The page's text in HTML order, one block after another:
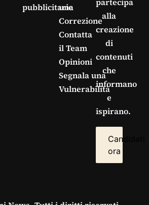
pubblicitarie
una
Correzione
Contatta
il Team
Opinioni
Segnala una
Vulnerabilità
alla
creazione
di
contenuti
che
informano
e
ispirano.
Candidati
ora